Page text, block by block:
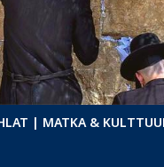
| MATKA &